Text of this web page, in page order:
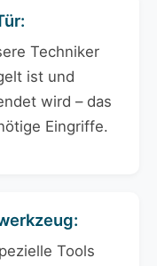
Techniker
ist und
wird – das
Eingriffe.
Tools